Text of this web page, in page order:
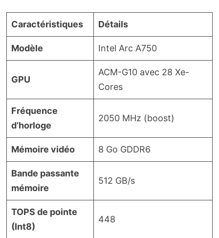
Caractéristiques Détails
Modèle Intel Arc A750
GPU
ACM-G10 avec 28 Xe-
Cores
Fréquence
d’horloge
2050 MHz (boost)
Mémoire vidéo 8 Go GDDR6
Bande passante
mémoire
512 GB/s
TOPS de pointe
(Int8)
448